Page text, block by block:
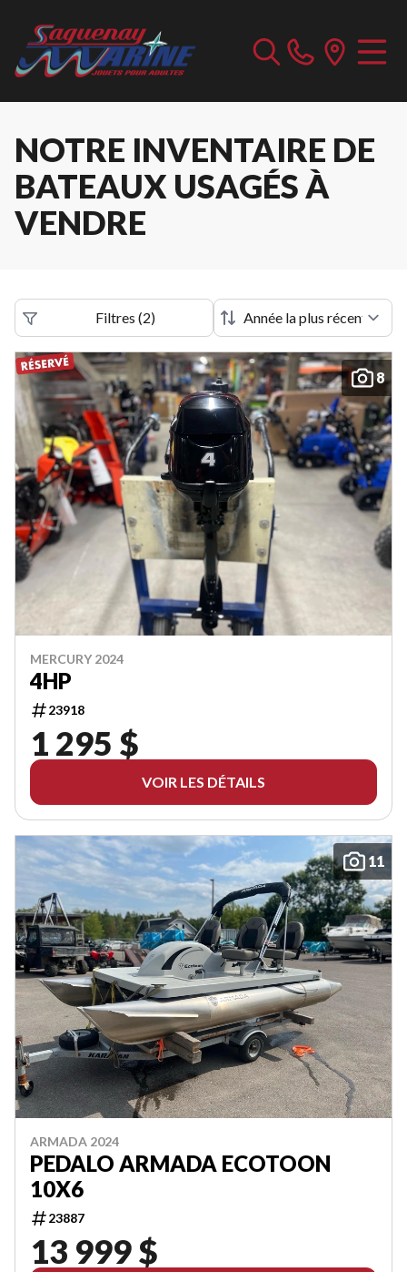
NOTRE INVENTAIRE DE
BATEAUX USAGÉS À
VENDRE
Filtres (2)
8
MERCURY 2024
4HP
23918
1 295 $
VOIR LES DÉTAILS
11
ARMADA 2024
PEDALO ARMADA ECOTOON
10X6
23887
13 999 $